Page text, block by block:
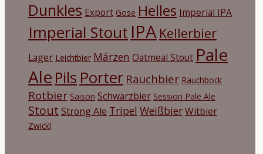
Dunkles Export Gose Helles Imperial IPA
Imperial Stout IPA Kellerbier
Lager Leichtbier Märzen Oatmeal Stout Pale
Ale Pils Porter Rauchbier Rauchbock
Rotbier Saison Schwarzbier Session Pale Ale
Stout Strong Ale Tripel WeißbierWitbier
Zwickl